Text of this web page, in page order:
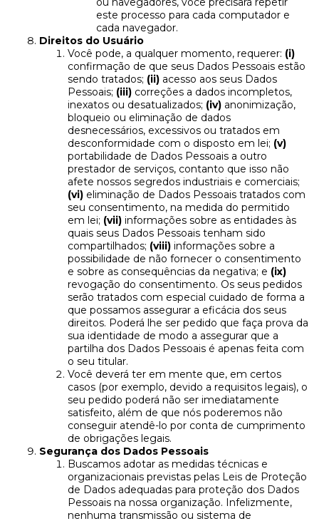
este processo para cada computador e
cada navegador.
Direitos do Usuário
Você pode, a qualquer momento, requerer: (i)
confirmação de que seus Dados Pessoais estão
sendo tratados; (ii) acesso aos seus Dados
Pessoais; (iii) correções a dados incompletos,
inexatos ou desatualizados; (iv) anonimização,
bloqueio ou eliminação de dados
desnecessários, excessivos ou tratados em
desconformidade com o disposto em lei; (v)
portabilidade de Dados Pessoais a outro
prestador de serviços, contanto que isso não
afete nossos segredos industriais e comerciais;
(vi) eliminação de Dados Pessoais tratados com
seu consentimento, na medida do permitido
em lei; (vii) informações sobre as entidades às
quais seus Dados Pessoais tenham sido
compartilhados; (viii) informações sobre a
possibilidade de não fornecer o consentimento
e sobre as consequências da negativa; e (ix)
revogação do consentimento. Os seus pedidos
serão tratados com especial cuidado de forma a
que possamos assegurar a eficácia dos seus
direitos. Poderá lhe ser pedido que faça prova da
sua identidade de modo a assegurar que a
partilha dos Dados Pessoais é apenas feita com
o seu titular.
Você deverá ter em mente que, em certos
casos (por exemplo, devido a requisitos legais), o
seu pedido poderá não ser imediatamente
satisfeito, além de que nós poderemos não
conseguir atendê-lo por conta de cumprimento
de obrigações legais.
Segurança dos Dados Pessoais
Buscamos adotar as medidas técnicas e
organizacionais previstas pelas Leis de Proteção
de Dados adequadas para proteção dos Dados
Pessoais na nossa organização. Infelizmente,
nenhuma transmissão ou sistema de